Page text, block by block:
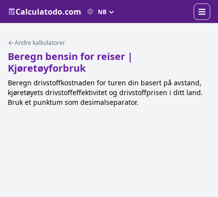
Calculatodo.com
Andre kalkulatorer
Beregn bensin for reiser |
Kjøretøyforbruk
Beregn drivstoffkostnaden for turen din basert på avstand,
kjøretøyets drivstoffeffektivitet og drivstoffprisen i ditt land.
Bruk et punktum som desimalseparator.